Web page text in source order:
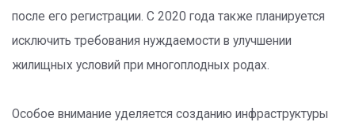
после его регистрации. С 2020 года также планируется
исключить требования нуждаемости в улучшении
жилищных условий при многоплодных родах.
Особое внимание уделяется созданию инфраструктуры